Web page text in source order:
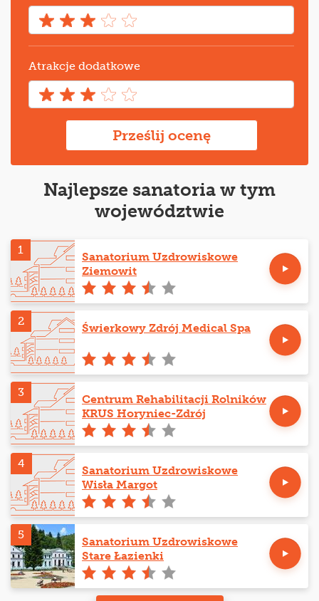
Atrakcje dodatkowe
Prześlij ocenę
Najlepsze sanatoria w tym
województwie
1
Sanatorium Uzdrowiskowe
Ziemowit
2
Świerkowy Zdrój Medical Spa
3
Centrum Rehabilitacji Rolników
KRUS Horyniec-Zdrój
4
Sanatorium Uzdrowiskowe
Wisła Margot
5
Sanatorium Uzdrowiskowe
Stare Łazienki